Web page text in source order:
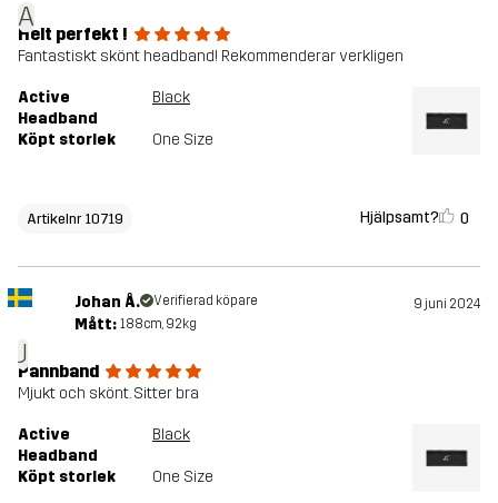
A
Helt perfekt !
Fantastiskt skönt headband! Rekommenderar verkligen
Active
Headband
Black
Köpt storlek One Size
Artikelnr 10719 Hjälpsamt? 0
J
Johan Å. Verifierad köpare 9 juni 2024
Mått: 188cm, 92kg
Pannband
Mjukt och skönt. Sitter bra
Active
Headband
Black
Köpt storlek One Size